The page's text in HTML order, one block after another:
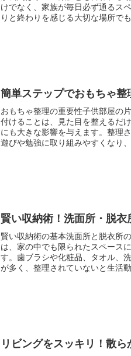
けでなく、家族が毎日必ず通るス
りと終わりを感じる大切な場所で
簡単ステップでおもちゃ整
おもちゃ整理の重要性子供部屋の
付けることは、見た目を整えるだ
にも大きな影響を与えます。整理
遊びや勉強に取り組みやすくなり
賢い収納術！洗面所・脱衣
賢い収納術の基本洗面所と脱衣所
は、家の中でも限られたスペース
す。歯ブラシや化粧品、タオル、
が多く、整理されていないと生活
リビングをスッキリ！散